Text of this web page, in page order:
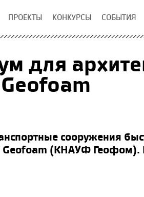
ПРОЕКТЫ КОНКУРСЫ СОБЫТИЯ
для
сооружения
(КНАУФ Геофом).